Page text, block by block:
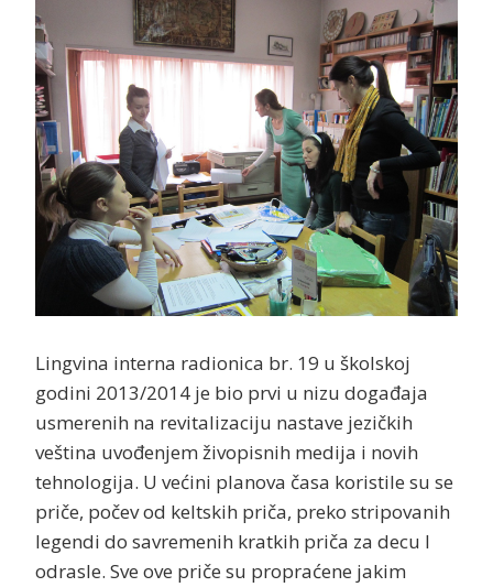
Lingvina interna radionica br. 19 u školskoj
godini 2013/2014 je bio prvi u nizu događaja
usmerenih na revitalizaciju nastave jezičkih
veština uvođenjem živopisnih medija i novih
tehnologija. U većini planova časa koristile su se
priče, počev od keltskih priča, preko stripovanih
legendi do savremenih kratkih priča za decu I
odrasle. Sve ove priče su propraćene jakim